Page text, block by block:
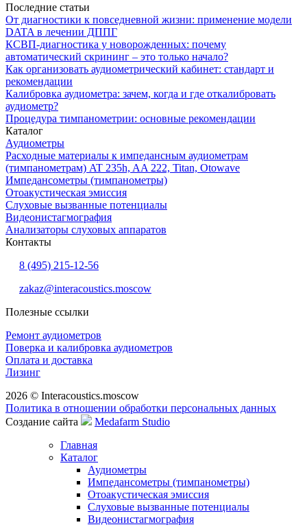
Последние статьи
От диагностики к повседневной жизни: применение модели
DATA в лечении ДППГ
КСВП-диагностика у новорожденных: почему
автоматический скрининг – это только начало?
Как организовать аудиометрический кабинет: стандарт и
рекомендации
Калибровка аудиометра: зачем, когда и где откалибровать
аудиометр?
Процедура тимпанометрии: основные рекомендации
Каталог
Аудиометры
Расходные материалы к импедансным аудиометрам
(тимпанометрам) AT 235h, AA 222, Titan, Otowave
Импедансометры (тимпанометры)
Отоакустическая эмиссия
Cлуховые вызванные потенциалы
Видеонистагмография
Анализаторы слуховых аппаратов
Контакты
8 (495) 215-12-56
zakaz@interacoustics.moscow
Полезные ссылки
Ремонт аудиометров
Поверка и калибровка аудиометров
Оплата и доставка
Лизинг
2026 © Interacoustics.moscow
Политика в отношении обработки персональных данных
Создание сайта
Medafarm Studio
Главная
Каталог
Аудиометры
Импедансометры (тимпанометры)
Отоакустическая эмиссия
Cлуховые вызванные потенциалы
Видеонистагмография